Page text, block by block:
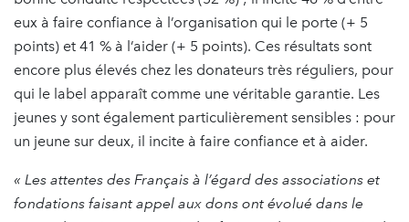
eux à faire confiance à l’organisation qui le porte (+ 5
points) et 41 % à l’aider (+ 5 points). Ces résultats sont
encore plus élevés chez les donateurs très réguliers, pour
qui le label apparaît comme une véritable garantie. Les
jeunes y sont également particulièrement sensibles : pour
un jeune sur deux, il incite à faire confiance et à aider.
« Les attentes des Français à l’égard des associations et
fondations faisant appel aux dons ont évolué dans le